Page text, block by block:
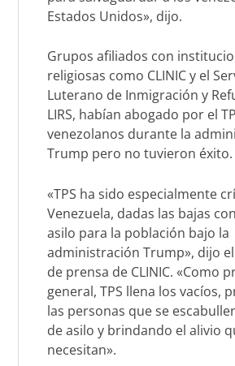
Estados Unidos», dijo.
Grupos afiliados con
religiosas como CLINIC y el
Luterano de Inmigración y
LIRS, habían abogado por el
venezolanos durante la
Trump pero no tuvieron éxito.
«TPS ha sido especialmente
Venezuela, dadas las bajas
asilo para la población bajo la
administración Trump», dijo
de prensa de CLINIC. «Como
general, TPS llena los vacíos,
las personas que se
de asilo y brindando el alivio
necesitan».